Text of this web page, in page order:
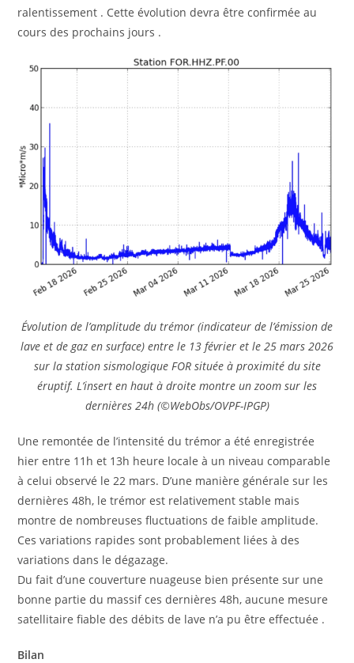
ralentissement . Cette évolution devra être confirmée au
cours des prochains jours .
Évolution de l’amplitude du trémor (indicateur de l’émission de
lave et de gaz en surface) entre le 13 février et le 25 mars 2026
sur la station sismologique FOR située à proximité du site
éruptif. L’insert en haut à droite montre un zoom sur les
dernières 24h (©WebObs/OVPF-IPGP)
Une remontée de l’intensité du trémor a été enregistrée
hier entre 11h et 13h heure locale à un niveau comparable
à celui observé le 22 mars. D’une manière générale sur les
dernières 48h, le trémor est relativement stable mais
montre de nombreuses fluctuations de faible amplitude.
Ces variations rapides sont probablement liées à des
variations dans le dégazage.
Du fait d’une couverture nuageuse bien présente sur une
bonne partie du massif ces dernières 48h, aucune mesure
satellitaire fiable des débits de lave n’a pu être effectuée .
Bilan